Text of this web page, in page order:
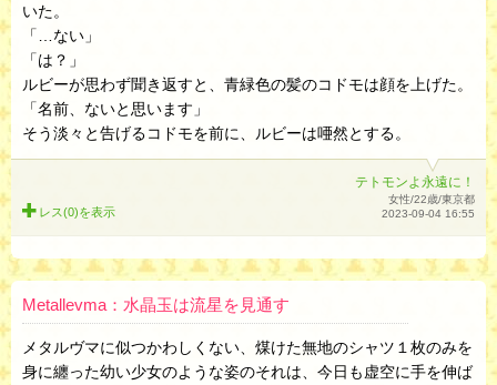
いた。
「…ない」
「は？」
ルビーが思わず聞き返すと、青緑色の髪のコドモは顔を上げた。
「名前、ないと思います」
そう淡々と告げるコドモを前に、ルビーは唖然とする。
テトモンよ永遠に！
女性/22歳/東京都
2023-09-04 16:55
レス(0)を表示
Metallevma：水晶玉は流星を見通す
メタルヴマに似つかわしくない、煤けた無地のシャツ１枚のみを
身に纏った幼い少女のような姿のそれは、今日も虚空に手を伸ば